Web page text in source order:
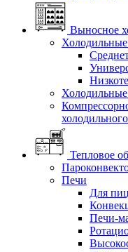
Выносное
Тепловое
Печи
Для
Печи-